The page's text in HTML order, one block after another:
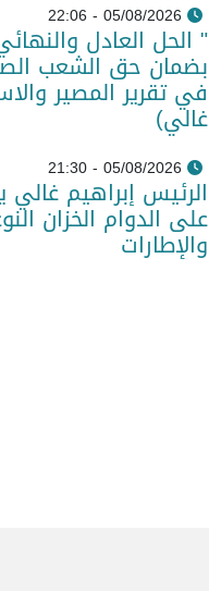
05/08/2026 - 22:06
" الحل العادل
بضمان حق الشعب
في تقرير المصير
غالي)
05/08/2026 - 21:30
الرئيس إبراهيم
على الدوام الخزان
والإطارات